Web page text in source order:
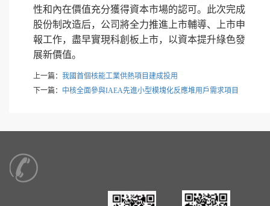
性和內在價值充分獲得資本市場的認可。此次完成
股份制改造后，公司將全力推進上市輔導、上市申
報工作，盡早實現科創板上市，以資本提升綠色發
展新價值。
上一篇： 我國首個核能工業供熱項目建成投用
下一篇： 中核全面參與IAEA先進小型模塊化反應堆用戶需求項目